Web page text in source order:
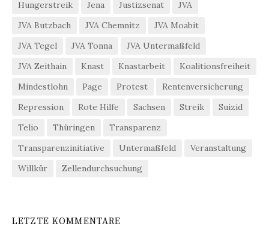
Hungerstreik
Jena Justizsenat
JVA
JVA Butzbach
JVA Chemnitz
JVA Moabit
JVA Tegel
JVA Tonna
JVA Untermaßfeld
JVA Zeithain
Knast Knastarbeit
Koalitionsfreiheit
Mindestlohn
Page Protest
Rentenversicherung
Repression
Rote Hilfe Sachsen Streik
Suizid
Telio
Thüringen
Transparenz
Transparenzinitiative
Untermaßfeld
Veranstaltung
Willkür
Zellendurchsuchung
LETZTE KOMMENTARE